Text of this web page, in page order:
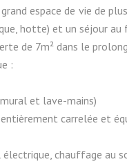
espace de vie de
hotte) et un séjour au
de 7m² dans le
:
mural et lave-mains)
carrelée et
chauffage au